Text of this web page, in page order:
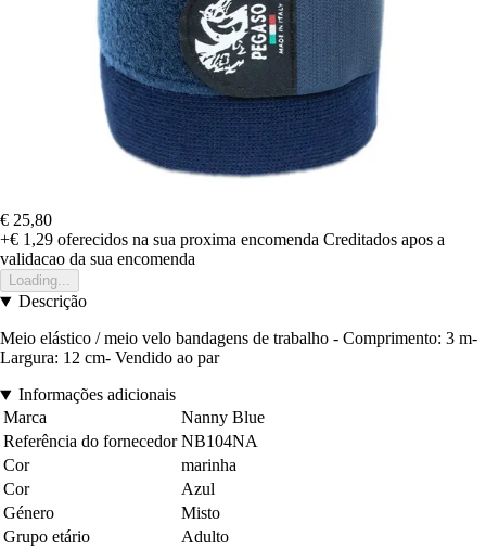
€ 25,80
+€ 1,29 oferecidos na sua proxima encomenda Creditados apos a
validacao da sua encomenda
Loading...
Descrição
Meio elástico / meio velo bandagens de trabalho - Comprimento: 3 m-
Largura: 12 cm- Vendido ao par
Informações adicionais
Marca
Nanny Blue
Referência do fornecedor NB104NA
Cor
marinha
Cor
Azul
Género
Misto
Grupo etário
Adulto